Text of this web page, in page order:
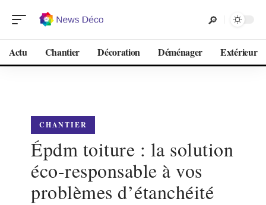
Actu Chantier Décoration Déménager Extérieur
CHANTIER
Épdm toiture : la solution
éco-responsable à vos
problèmes d’étanchéité